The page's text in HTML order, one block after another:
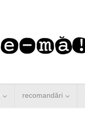
recomandări